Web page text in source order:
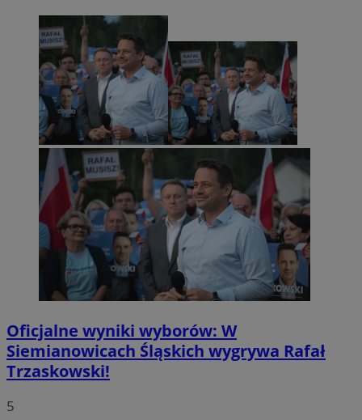
Oficjalne wyniki wyborów: W
Siemianowicach Śląskich wygrywa Rafał
Trzaskowski!
5